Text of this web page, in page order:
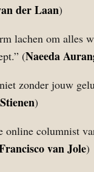
der Laan)
lachen om alles
(Naeeda
zonder jouw
)
online columnist
van Jole)